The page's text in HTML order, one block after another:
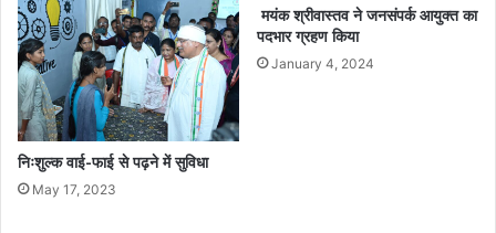
निःशुल्क वाई-फाई से पढ़ने में सुविधा
May 17, 2023
मयंक श्रीवास्तव ने जनसंपर्क आयुक्त का
पदभार ग्रहण किया
January 4, 2024